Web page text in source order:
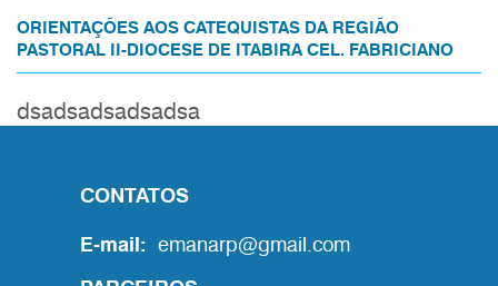
ORIENTAÇÕES AOS CATEQUISTAS DA REGIÃO
PASTORAL II-DIOCESE DE ITABIRA CEL. FABRICIANO
dsadsadsadsadsa
CONTATOS
E-mail: emanarp@gmail.com